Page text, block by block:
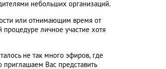
небольших организаций.
или отнимающим время от
личное участие хотя
не так много эфиров, где
Вас представить